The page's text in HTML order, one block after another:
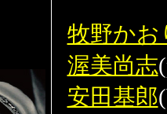
牧野かお
渥美尚志
安田基郎